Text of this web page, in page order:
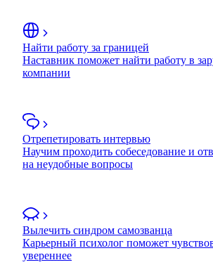
Найти работу за границей
Наставник поможет найти работу в
компании
Отрепетировать интервью
Научим проходить собеседование и
на неудобные вопросы
Вылечить синдром самозванца
Карьерный психолог поможет
увереннее